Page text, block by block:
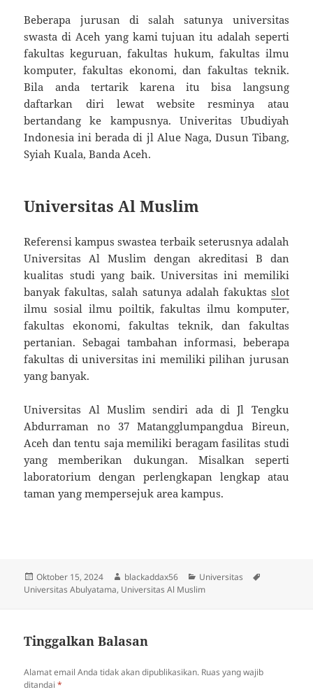
Beberapa jurusan di salah satunya universitas
swasta di Aceh yang kami tujuan itu adalah seperti
fakultas keguruan, fakultas hukum, fakultas ilmu
komputer, fakultas ekonomi, dan fakultas teknik.
Bila anda tertarik karena itu bisa langsung
daftarkan diri lewat website resminya atau
bertandang ke kampusnya. Univeritas Ubudiyah
Indonesia ini berada di jl Alue Naga, Dusun Tibang,
Syiah Kuala, Banda Aceh.
Universitas Al Muslim
Referensi kampus swastea terbaik seterusnya adalah
Universitas Al Muslim dengan akreditasi B dan
kualitas studi yang baik. Universitas ini memiliki
banyak fakultas, salah satunya adalah fakuktas slot
ilmu sosial ilmu poiltik, fakultas ilmu komputer,
fakultas ekonomi, fakultas teknik, dan fakultas
pertanian. Sebagai tambahan informasi, beberapa
fakultas di universitas ini memiliki pilihan jurusan
yang banyak.
Universitas Al Muslim sendiri ada di Jl Tengku
Abdurraman no 37 Matangglumpangdua Bireun,
Aceh dan tentu saja memiliki beragam fasilitas studi
yang memberikan dukungan. Misalkan seperti
laboratorium dengan perlengkapan lengkap atau
taman yang mempersejuk area kampus.
Diposkan
pada
Oktober 15, 2024 Penulis
blackaddax56 Kategori
Universitas
Universitas Abulyatama, Universitas Al Muslim
Tinggalkan Balasan
Alamat email Anda tidak akan dipublikasikan. Ruas yang wajib
ditandai*